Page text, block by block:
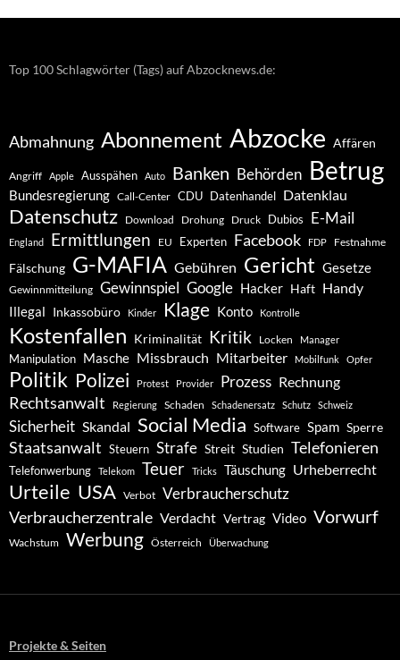
Top 100 Schlagwörter (Tags) auf Abzocknews.de:
Abmahnung Abonnement Abzocke Affären
Angriff Apple Ausspähen Auto Banken Behörden Betrug
Bundesregierung Call-Center CDU Datenhandel Datenklau
Datenschutz Download Drohung Druck Dubios E-Mail
England Ermittlungen EU Experten Facebook FDP Festnahme
Fälschung G-MAFIA Gebühren Gericht Gesetze
Gewinnmitteilung Gewinnspiel Google Hacker Haft Handy
Illegal Inkassobüro Kinder Klage Konto Kontrolle
Kostenfallen Kriminalität Kritik Locken Manager
Manipulation Masche Missbrauch Mitarbeiter Mobilfunk Opfer
Politik Polizei Protest Provider Prozess Rechnung
Rechtsanwalt Regierung Schaden Schadenersatz Schutz Schweiz
Sicherheit Skandal Social Media Software Spam Sperre
Staatsanwalt Steuern Strafe Streit Studien Telefonieren
Telefonwerbung Telekom Teuer Tricks Täuschung Urheberrecht
Urteile USA Verbot Verbraucherschutz
Verbraucherzentrale Verdacht Vertrag Video Vorwurf
Wachstum Werbung Österreich Überwachung
Projekte & Seiten